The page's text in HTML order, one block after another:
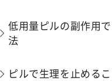
低用量ピルの副作用
法
ピルで生理を止める